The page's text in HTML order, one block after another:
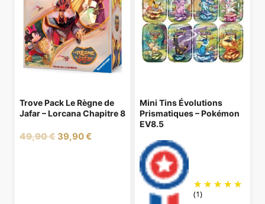
Trove Pack Le Règne de
Jafar – Lorcana Chapitre 8
49,90€ Le
39,90€Le
Mini Tins Évolutions
Prismatiques – Pokémon
EV8.5
(1)